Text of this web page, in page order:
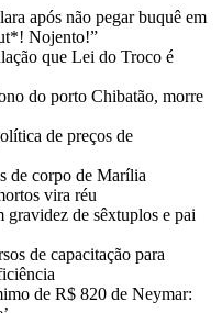
após não pegar buquê em
Nojento!”
que Lei do Troco é
do porto Chibatão, morre
de preços de
de corpo de Marília
vira réu
gravidez de sêxtuplos e pai
de capacitação para
de R$ 820 de Neymar: